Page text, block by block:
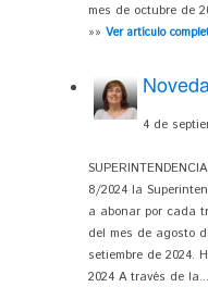
mes de octubre de
»» Ver artículo
4 de
8/2024 la
a abonar por cada
del mes de agosto
setiembre de 2024.
2024 A través de